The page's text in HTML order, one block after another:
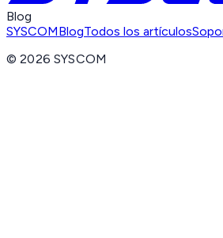
Blog
SYSCOMBlogTodos los artículos
©2026 SYSCOM